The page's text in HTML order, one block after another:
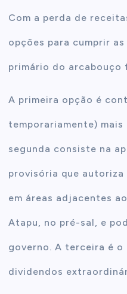
Com a perda de
opções para cumprir
primário do arcabouço
A primeira opção é
temporariamente)
segunda consiste na
provisória que autoriza
em áreas adjacentes
Atapu, no pré-sal, e
governo. A terceira é o
dividendos